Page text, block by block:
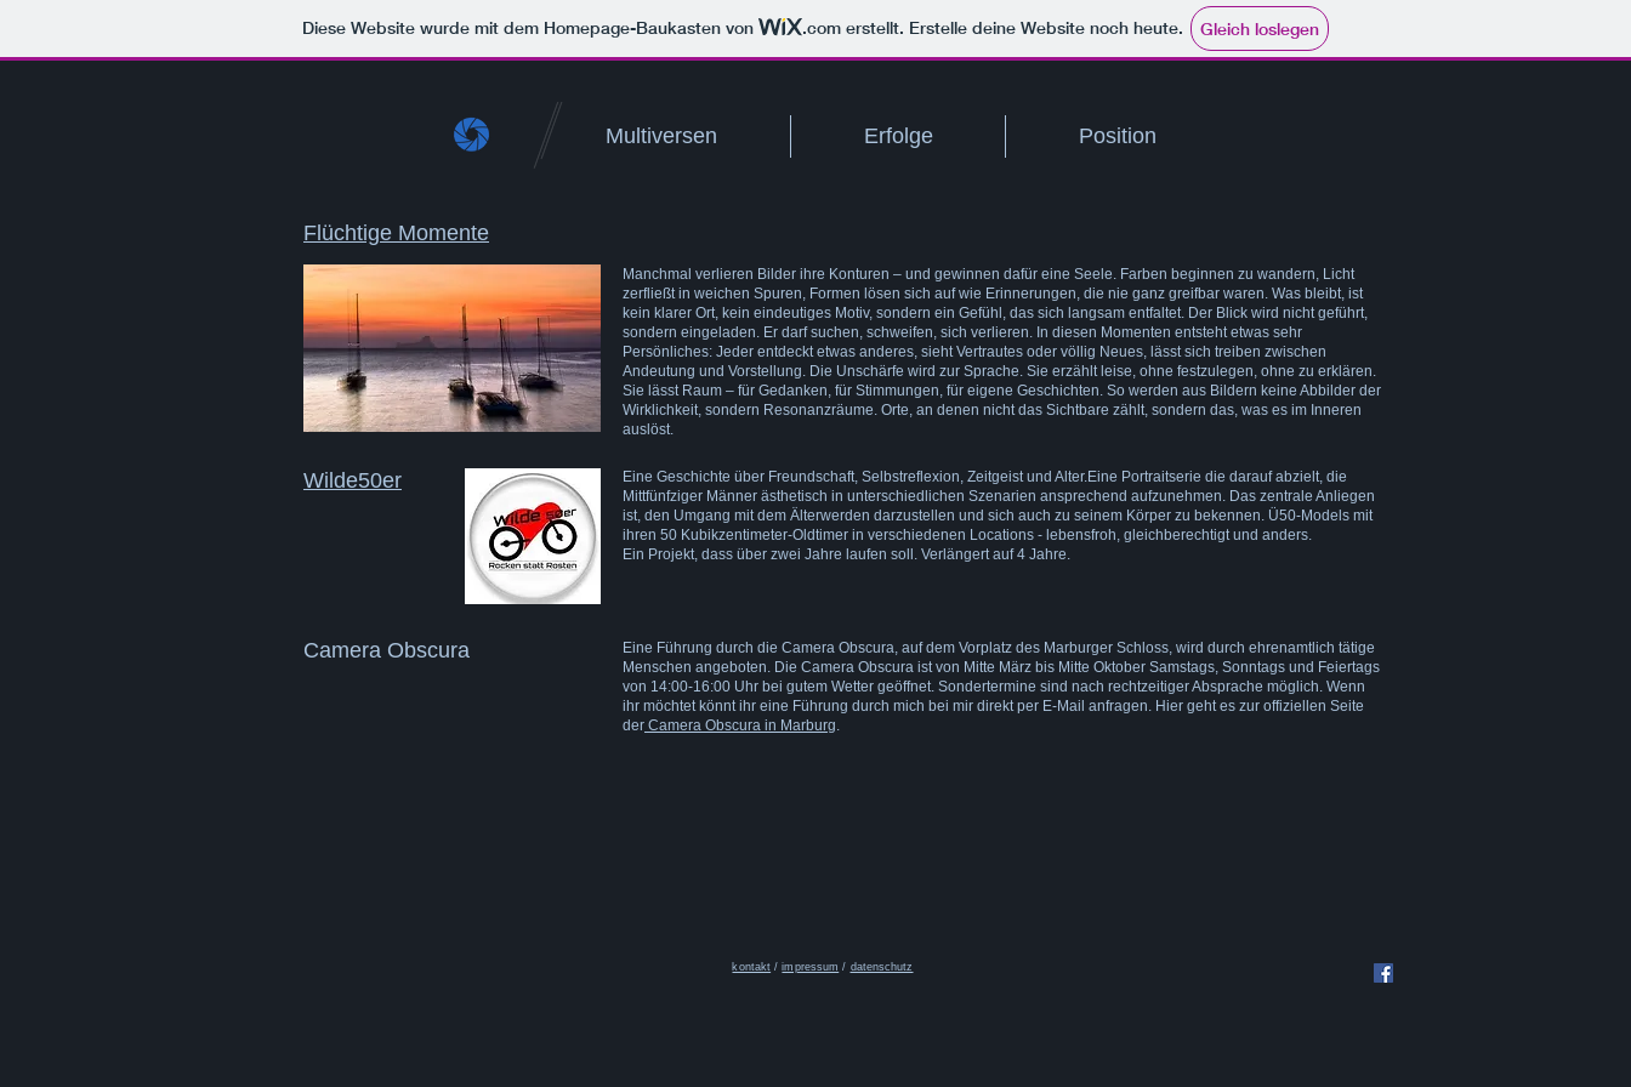
Diese Website wurde mit dem Homepage-Baukasten von .com erstellt. Erstelle deine Website noch heute. Gleich loslegen
Multiversen Erfolge Position
Flüchtige Momente
Manchmal verlieren Bilder ihre Konturen – und gewinnen dafür eine Seele. Farben beginnen zu wandern, Licht
zerfließt in weichen Spuren, Formen lösen sich auf wie Erinnerungen, die nie ganz greifbar waren. Was bleibt, ist
kein klarer Ort, kein eindeutiges Motiv, sondern ein Gefühl, das sich langsam entfaltet. Der Blick wird nicht geführt,
sondern eingeladen. Er darf suchen, schweifen, sich verlieren. In diesen Momenten entsteht etwas sehr
Persönliches: Jeder entdeckt etwas anderes, sieht Vertrautes oder völlig Neues, lässt sich treiben zwischen
Andeutung und Vorstellung. Die Unschärfe wird zur Sprache. Sie erzählt leise, ohne festzulegen, ohne zu erklären.
Sie lässt Raum – für Gedanken, für Stimmungen, für eigene Geschichten. So werden aus Bildern keine Abbilder der
Wirklichkeit, sondern Resonanzräume. Orte, an denen nicht das Sichtbare zählt, sondern das, was es im Inneren
auslöst.
Wilde50er
Eine Geschichte über Freundschaft, Selbstreflexion, Zeitgeist und Alter.Eine Portraitserie die darauf abzielt, die
Mittfünfziger Männer ästhetisch in unterschiedlichen Szenarien ansprechend aufzunehmen. Das zentrale Anliegen
ist, den Umgang mit dem Älterwerden darzustellen und sich auch zu seinem Körper zu bekennen. Ü50-Models mit
ihren 50 Kubikzentimeter-Oldtimer in verschiedenen Locations - lebensfroh, gleichberechtigt und anders.
Ein Projekt, dass über zwei Jahre laufen soll. Verlängert auf 4 Jahre.
Eine Führung durch die Camera Obscura, auf dem Vorplatz des Marburger Schloss, wird durch ehrenamtlich tätige
Menschen angeboten. Die Camera Obscura ist von Mitte März bis Mitte Oktober Samstags, Sonntags und Feiertags
von 14:00-16:00 Uhr bei gutem Wetter geöffnet. Sondertermine sind nach rechtzeitiger Absprache möglich. Wenn
ihr möchtet könnt ihr eine Führung durch mich bei mir direkt per E-Mail anfragen. Hier geht es zur offiziellen Seite
der Camera Obscura in Marburg.
Camera Obscura
kontakt /impressum / datenschutz